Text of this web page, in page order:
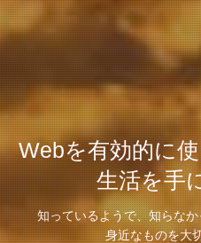
Webを有効的に
生活を手
知っているようで、知らな
身近なものを大